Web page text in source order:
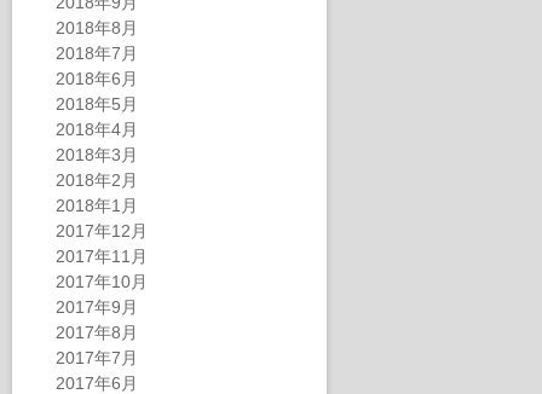
2018年8月
2018年7月
2018年6月
2018年5月
2018年4月
2018年3月
2018年2月
2018年1月
2017年12月
2017年11月
2017年10月
2017年9月
2017年8月
2017年7月
2017年6月